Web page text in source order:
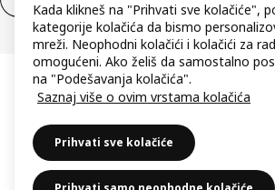
Kada klikneš na "Prihvati sve kolačiće",
kategorije kolačića da bismo
mreži. Neophodni kolačići i kolačići za
omogućeni. Ako želiš da samostalno
na "Podešavanja kolačića".
Saznaj više o ovim vrstama kolačića
Prihvati sve kolačiće